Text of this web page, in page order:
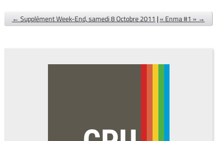
← Supplément Week-End, samedi 8 Octobre 2011 |« Enma #1 » →